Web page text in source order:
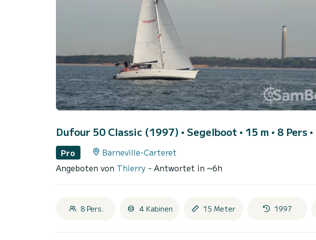
Dufour 50 Classic (1997) • Segelboot • 15 m • 8 Pers •
Pro
Barneville-Carteret
Angeboten von Thierry - Antwortet in ~6h
8 Pers. 4 Kabinen 15 Meter 1997